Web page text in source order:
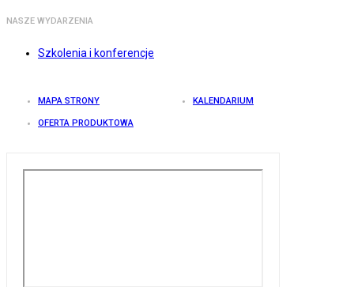
NASZE WYDARZENIA
Szkolenia i konferencje
MAPA STRONY KALENDARIUM
OFERTA PRODUKTOWA